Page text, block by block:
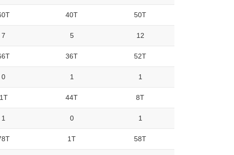
40T 50T
7 5 12
36T 52T
0 1 1
1T 44T 8T
1 0 1
1T 58T